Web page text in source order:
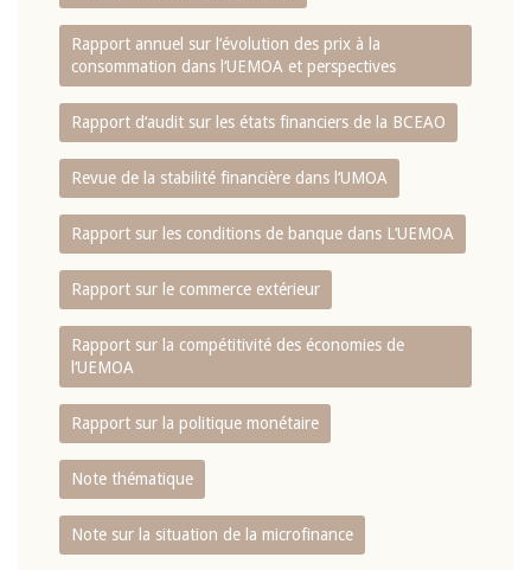
Rapport annuel sur l‘évolution des prix à la
consommation dans l‘UEMOA et perspectives
Rapport d‘audit sur les états financiers de la BCEAO
Revue de la stabilité financière dans l‘UMOA
Rapport sur les conditions de banque dans L‘UEMOA
Rapport sur le commerce extérieur
Rapport sur la compétitivité des économies de
l‘UEMOA
Rapport sur la politique monétaire
Note thématique
Note sur la situation de la microfinance